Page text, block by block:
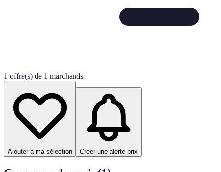
1 offre(s) de 1 marchands
Ajouter à ma sélection Créer une alerte prix